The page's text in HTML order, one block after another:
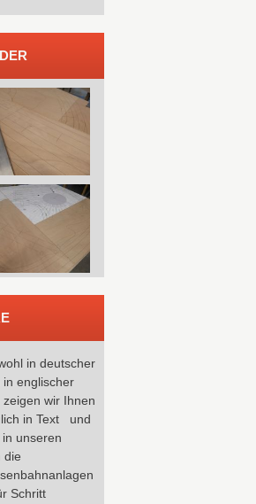
in deutscher
in englischer
zeigen wir Ihnen
in Text und
in unseren
die
Schritt